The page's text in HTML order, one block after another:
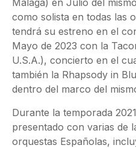
Málaga) en Julio del
como solista en todas las
tendrá su estreno en el
Mayo de 2023 con la
U.S.A.), concierto en el
también la Rhapsody in
dentro del marco del
Durante la temporada
presentado con varias de
orquestas Españolas,